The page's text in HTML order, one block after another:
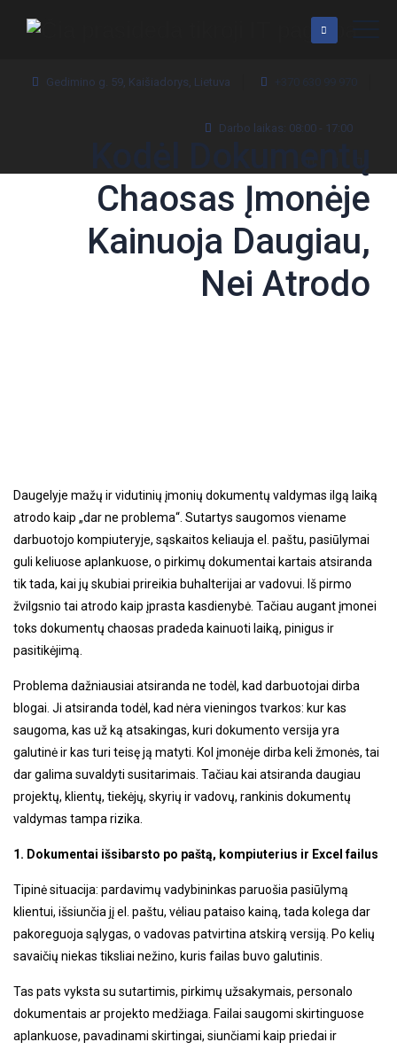
Gedimino g. 59, Kaišiadorys, Lietuva +370 630 99 970
Darbo laikas: 08:00 - 17:00
Chaosas Įmonėje
Kainuoja Daugiau,
Nei Atrodo
Daugelyje mažų ir vidutinių įmonių dokumentų valdymas ilgą laiką
atrodo kaip „dar ne problema“. Sutartys saugomos viename
darbuotojo kompiuteryje, sąskaitos keliauja el. paštu, pasiūlymai
guli keliuose aplankuose, o pirkimų dokumentai kartais atsiranda
tik tada, kai jų skubiai prireikia buhalterijai ar vadovui. Iš pirmo
žvilgsnio tai atrodo kaip įprasta kasdienybė. Tačiau augant įmonei
toks dokumentų chaosas pradeda kainuoti laiką, pinigus ir
pasitikėjimą.
Problema dažniausiai atsiranda ne todėl, kad darbuotojai dirba
blogai. Ji atsiranda todėl, kad nėra vieningos tvarkos: kur kas
saugoma, kas už ką atsakingas, kuri dokumento versija yra
galutinė ir kas turi teisę ją matyti. Kol įmonėje dirba keli žmonės, tai
dar galima suvaldyti susitarimais. Tačiau kai atsiranda daugiau
projektų, klientų, tiekėjų, skyrių ir vadovų, rankinis dokumentų
valdymas tampa rizika.
1. Dokumentai išsibarsto po paštą, kompiuterius ir Excel failus
Tipinė situacija: pardavimų vadybininkas paruošia pasiūlymą
klientui, išsiunčia jį el. paštu, vėliau pataiso kainą, tada kolega dar
pakoreguoja sąlygas, o vadovas patvirtina atskirą versiją. Po kelių
savaičių niekas tiksliai nežino, kuris failas buvo galutinis.
Tas pats vyksta su sutartimis, pirkimų užsakymais, personalo
dokumentais ar projekto medžiaga. Failai saugomi skirtinguose
aplankuose, pavadinami skirtingai, siunčiami kaip priedai ir